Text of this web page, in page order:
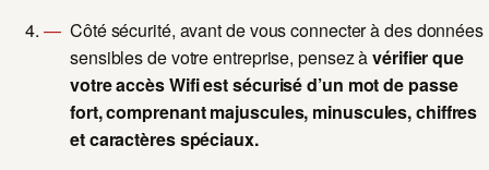
Côté sécurité, avant de vous connecter à des données
sensibles de votre entreprise, pensez àvérifier que
votre accès Wifi est sécurisé d’un mot de passe
fort, comprenant majuscules, minuscules, chiffres
et caractères spéciaux.